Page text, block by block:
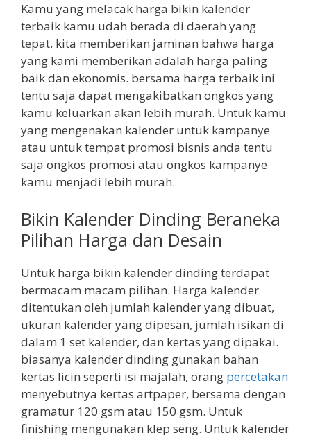
Kamu yang melacak harga bikin kalender
terbaik kamu udah berada di daerah yang
tepat. kita memberikan jaminan bahwa harga
yang kami memberikan adalah harga paling
baik dan ekonomis. bersama harga terbaik ini
tentu saja dapat mengakibatkan ongkos yang
kamu keluarkan akan lebih murah. Untuk kamu
yang mengenakan kalender untuk kampanye
atau untuk tempat promosi bisnis anda tentu
saja ongkos promosi atau ongkos kampanye
kamu menjadi lebih murah.
Bikin Kalender Dinding Beraneka
Pilihan Harga dan Desain
Untuk harga bikin kalender dinding terdapat
bermacam macam pilihan. Harga kalender
ditentukan oleh jumlah kalender yang dibuat,
ukuran kalender yang dipesan, jumlah isikan di
dalam 1 set kalender, dan kertas yang dipakai.
biasanya kalender dinding gunakan bahan
kertas licin seperti isi majalah, orang percetakan
menyebutnya kertas artpaper, bersama dengan
gramatur 120 gsm atau 150 gsm. Untuk
finishing mengunakan klep seng. Untuk kalender